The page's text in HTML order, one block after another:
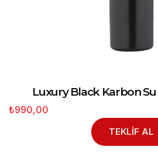
Luxury Black Karbon
₺990,00
TEKLİF AL